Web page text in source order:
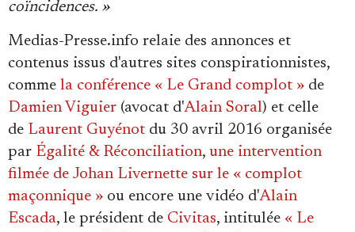
coïncidences. »
Medias-Presse.info relaie des annonces et
contenus issus d'autres sites conspirationnistes,
comme la conférence « Le Grand complot » de
Damien Viguier (avocat d'Alain Soral) et celle
de Laurent Guyénot du 30 avril 2016 organisée
par Égalité & Réconciliation, une intervention
filmée de Johan Livernette sur le « complot
maçonnique » ou encore une vidéo d'Alain
Escada, le président de Civitas, intitulée « Le